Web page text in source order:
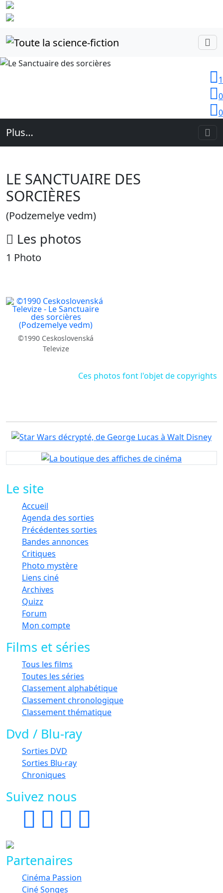
1
0
0
Plus…
LE SANCTUAIRE DES
SORCIÈRES
(Podzemelye vedm)
Les photos
1 Photo
©1990 Ceskoslovenská
Televize
Ces photos font l'objet de copyrights
Le site
Accueil
Agenda des sorties
Précédentes sorties
Bandes annonces
Critiques
Photo mystère
Liens ciné
Archives
Quizz
Forum
Mon compte
Films et séries
Tous les films
Toutes les séries
Classement alphabétique
Classement chronologique
Classement thématique
Dvd / Blu-ray
Sorties DVD
Sorties Blu-ray
Chroniques
Suivez nous
Partenaires
Cinéma Passion
Ciné Songes